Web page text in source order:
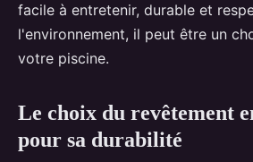
facile à entretenir, durable et
l'environnement, il peut être un
votre piscine.
Le choix du revêtement
pour sa durabilité